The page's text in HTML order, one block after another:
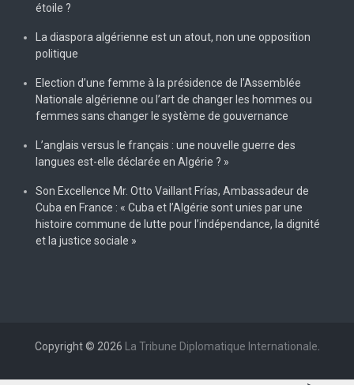
étoile ?
La diaspora algérienne est un atout, non une opposition
politique
Election d’une femme à la présidence de l’Assemblée
Nationale algérienne ou l’art de changer les hommes ou
femmes sans changer le système de gouvernance
L’anglais versus le français : une nouvelle guerre des
langues est-elle déclarée en Algérie ? »
Son Excellence Mr. Otto Vaillant Frías, Ambassadeur de
Cuba en France : « Cuba et l’Algérie sont unies par une
histoire commune de lutte pour l’indépendance, la dignité
et la justice sociale »
Copyright © 2026 La Tribune Diplomatique Internationale